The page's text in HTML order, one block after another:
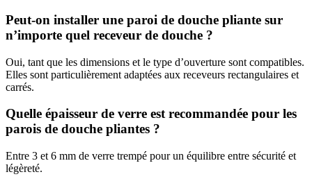
Peut-on installer une paroi de douche pliante sur
n’importe quel receveur de douche ?
Oui, tant que les dimensions et le type d’ouverture sont compatibles.
Elles sont particulièrement adaptées aux receveurs rectangulaires et
carrés.
Quelle épaisseur de verre est recommandée pour les
parois de douche pliantes ?
Entre 3 et 6 mm de verre trempé pour un équilibre entre sécurité et
légèreté.